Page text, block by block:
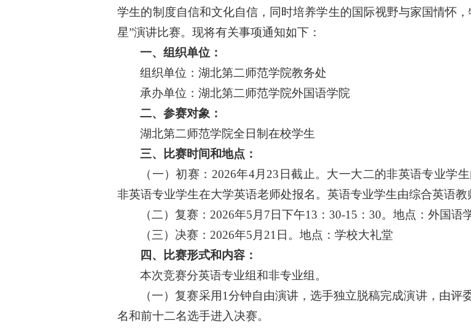
学生的制度自信和文化自信，同时培养学生的国际视野与家国情怀，
星”演讲比赛。现将有关事项通知如下 ：
一、组织单位：
组织单位：湖北第二师范学院教务处
承办单位：湖北第二师范学院外国语学院
二、参赛对象：
湖北第二师范学院全日制在校学生
三、
比赛时间和地点 ：
（一）初赛： 2026年4月23日截止。大一大二的非英语专业学
非英语专业学生在大学英语老师处报名。英语专业学生由综合英语教
（二）复赛 ： 2026年5月7日下午13：30-15：30。地点：外国语
（三）决赛 ： 2026年5 月 21 日 。地点：学校大礼堂
四 、 比赛形式和内容 ：
本次竞赛分英语专业组和非专业组 。
（一）复赛采用1分钟自由演讲，选手独立脱稿完成演讲， 由评
名和前十二名选手进入决赛。